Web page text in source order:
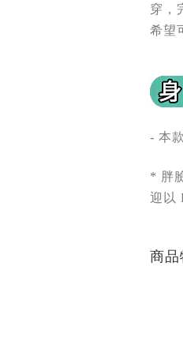
穿，
希望
- 本款
* 胖
迎以
商品